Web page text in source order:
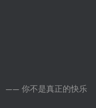
—— 你不是真正的快乐